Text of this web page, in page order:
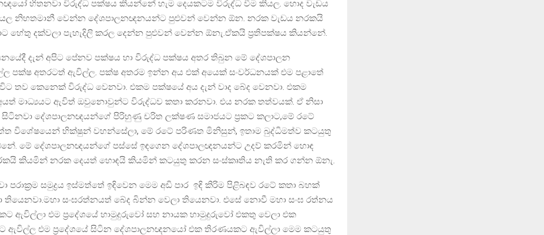
හිතනවා විරුද්ධ පක්ෂය කියන්නේ හැම දෙයකටම විරුද්ධ වීම කියල. හොද වැඩය
නිහතමානී වෙන්න දේශපාලනඥනයන්ට පුළුවන් වෙන්න ඕන. නරක වැඩය නරකයි
හේතු දක්වලා පැහැදිලි කරල දෙන්න පුළුවන් වෙන්න ඕනැ.ඒකයි ප්‍රතිපක්ෂය කියන්නේ.
දැන් අපිට පේනව පක්ෂය හා විරුද්ධ පක්ෂය අතර තිබුන මේ දේශපාලන
පක්ෂ අතරටත් ඇවිල්ල. පක්ෂ අතරම ඉන්න අය එක් අයෙක් සංවර්ධනයක් එම පළාතේ
තව කෙනෙක් විරුද්ධ වෙනවා. එකම පක්ෂයේ අය දැන් වාද බේද වෙනවා. එකම
මාධ්‍යයට ඇවිත් ඔවුනොවුන්ට විරුද්ධව කතා කරනවා. එය නරක තත්වයක්. ඒ නිසා
සිටිනවා දේශපාලනඥයන්ගේ පිරිහුණු චරිත ලක්ෂණ සමාජයට ප්‍රකට කලාට,මේ රටේ
විශේෂයෙන් භික්ෂුන් වහන්සේලා, මේ රටේ පරිණත මිනිසුන්, ඉතාම බුද්ධිමත්ව කටයුතු
මේ දේශපාලනඥයන්ගේ පස්සේ ඉඳගෙන දේශපාලඥනයන්ට උදව් කරමින් හොඳ
කියමින් නරක දෙයත් හොඳයි කියමින් කටයුතු කරන සංස්කෘතිය නැති කර ගන්න ඕනැ.
පරාක්‍රම සමුද්‍රය ඉස්මත්තේ ඉඳිවෙන මෙම අඩි පාර ඉඳි කිරිම පිළිබඳව රටේ කතා බහක්
තියෙනවා.මහා සංඝරත්නයත් බේද බින්න වෙලා තියෙනවා. එසේ නොවී මහා සංඝ රත්නය
ඇවිල්ලා එම ප්‍රදේශයේ හාමුදුරුවෝ සහ නායක හාමුදුරුවෝ එකතු වෙලා එක
ඇවිල්ල එම ප්‍රදේශයේ සිටින දේශපාලනඥනයෝ එක තිරණයකට ඇවිල්ලා මෙම කටයුතු